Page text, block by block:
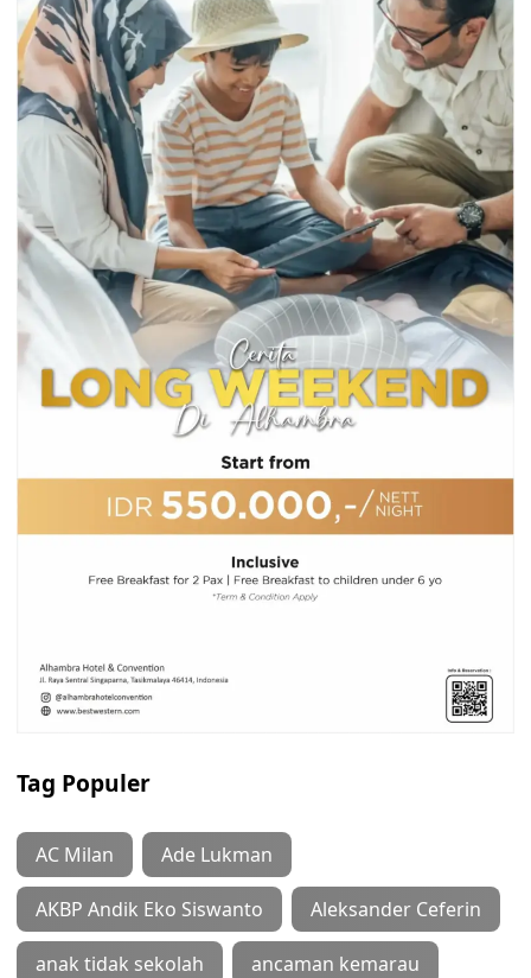
Tag Populer
AC Milan Ade Lukman
AKBP Andik Eko Siswanto Aleksander Ceferin
anak tidak sekolah ancaman kemarau